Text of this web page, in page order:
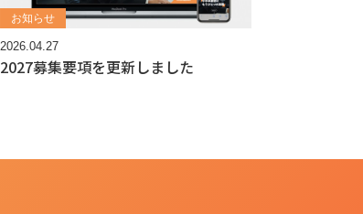
お知らせ
2026.04.27
2027募集要項を更新しました